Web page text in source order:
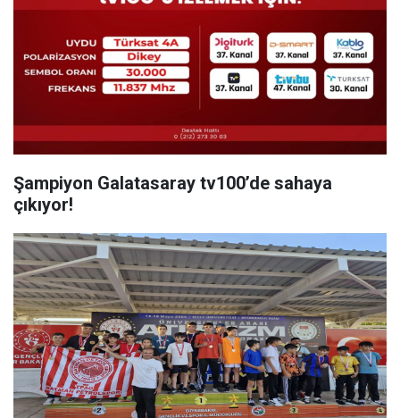
Şampiyon Galatasaray tv100’de sahaya
çıkıyor!